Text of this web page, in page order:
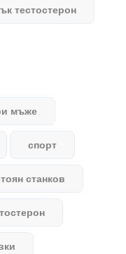
тестостерон
мъже
спорт
станков